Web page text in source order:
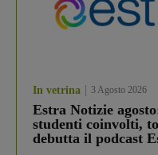
In vetrina 3 Agosto 2026
Estra Notizie
studenti coinvolti,
debutta il podcast